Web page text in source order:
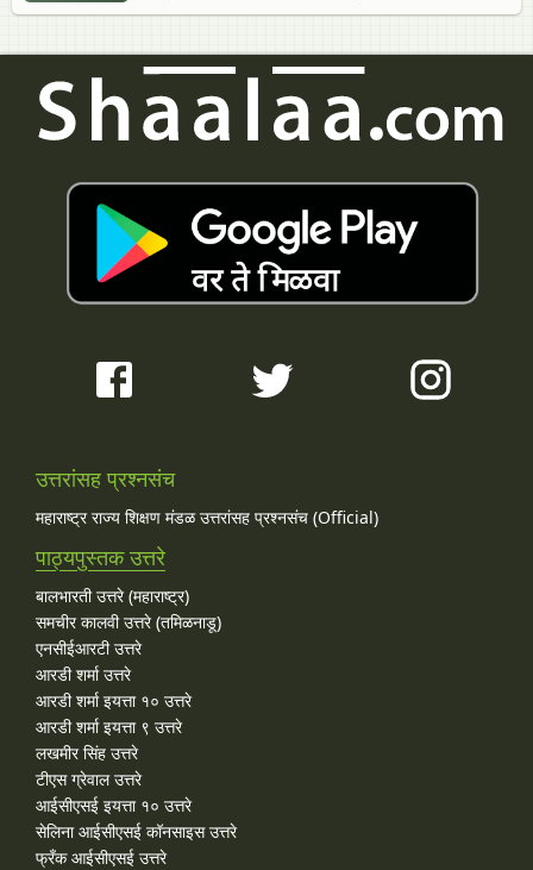
उत्तरांसह प्रश्नसंच
महाराष्ट्र राज्य शिक्षण मंडळ उत्तरांसह प्रश्नसंच (Official)
पाठ्यपुस्तक उत्तरे
बालभारती उत्तरे (महाराष्ट्र)
समचीर कालवी उत्तरे (तमिळनाडू)
एनसीईआरटी उत्तरे
आरडी शर्मा उत्तरे
आरडी शर्मा इयत्ता १० उत्तरे
आरडी शर्मा इयत्ता ९ उत्तरे
लखमीर सिंह उत्तरे
टीएस ग्रेवाल उत्तरे
आईसीएसई इयत्ता १० उत्तरे
सेलिना आईसीएसई कॉनसाइस उत्तरे
फ्रँक आईसीएसई उत्तरे